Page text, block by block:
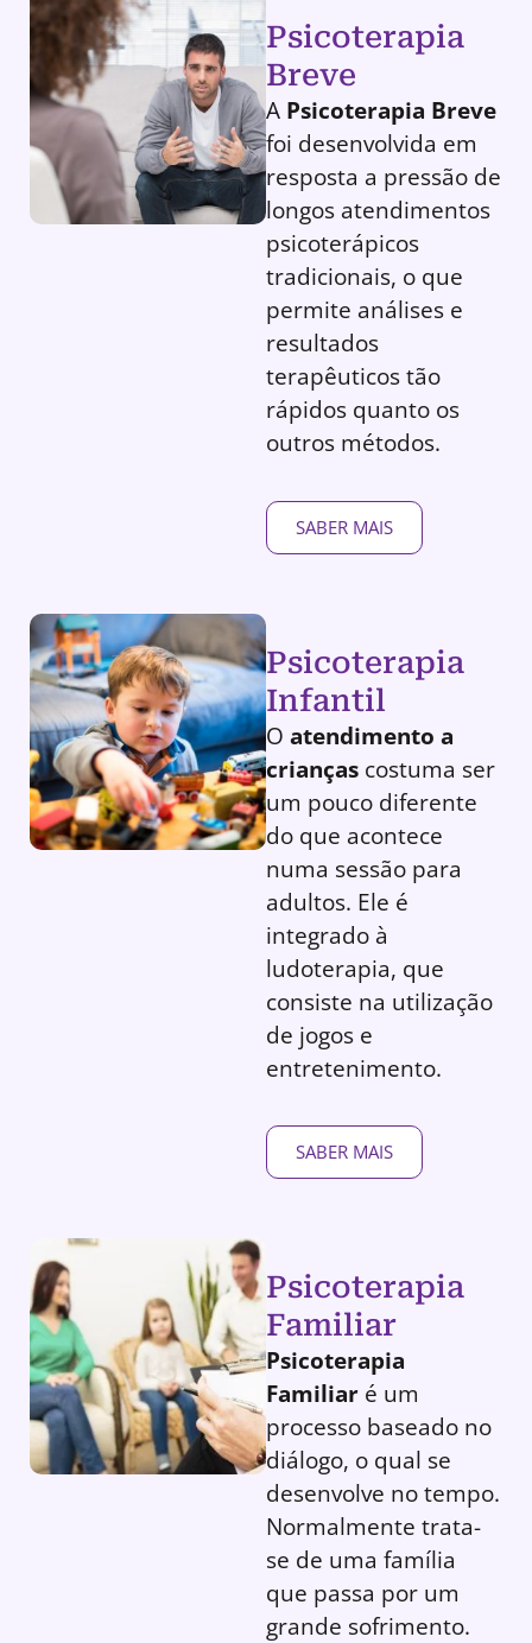
Psicoterapia
Breve
A Psicoterapia Breve
foi desenvolvida em
resposta a pressão de
longos atendimentos
psicoterápicos
tradicionais, o que
permite análises e
resultados
terapêuticos tão
rápidos quanto os
outros métodos.
SABER MAIS
Psicoterapia
Infantil
O atendimento a
crianças costuma ser
um pouco diferente
do que acontece
numa sessão para
adultos. Ele é
integrado à
ludoterapia, que
consiste na utilização
de jogos e
entretenimento.
SABER MAIS
Psicoterapia
Familiar
Psicoterapia
Familiar é um
processo baseado no
diálogo, o qual se
desenvolve no tempo.
Normalmente trata-
se de uma família
que passa por um
grande sofrimento.